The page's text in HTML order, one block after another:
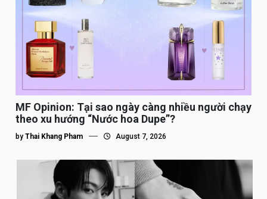
MF Opinion: Tại sao ngày càng nhiều người chạy
theo xu hướng “Nước hoa Dupe”?
by Thai Khang Pham August 7, 2026